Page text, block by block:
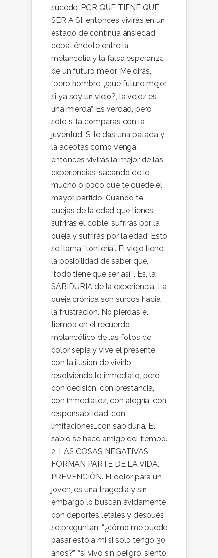
sucede, POR QUE TIENE QUE
SER A SI, entonces vivirás en un
estado de continua ansiedad
debatiéndote entre la
melancolía y la falsa esperanza
de un futuro mejor. Me dirás,
“pero hombre, ¿qué futuro mejor
si ya soy un viejo?, la vejez es
una mierda”. Es verdad, pero
solo si la comparas con la
juventud. Si le das una patada y
la aceptas como venga,
entonces vivirás la mejor de las
experiencias; sacando de lo
mucho o poco que te quede el
mayor partido. Cuando te
quejas de la edad que tienes
sufrirás el doble; sufrirás por la
queja y sufrirás por la edad. Esto
se llama “tontería”. El viejo tiene
la posibilidad de saber que,
“todo tiene que ser así “. Es, la
SABIDURIA de la experiencia. La
queja crónica son surcos hacia
la frustración. No pierdas el
tiempo en el recuerdo
melancólico de las fotos de
color sepia y vive el presente
con la ilusión de vivirlo
resolviendo lo inmediato, pero
con decisión, con prestancia,
con inmediatez, con alegría, con
responsabilidad, con
limitaciones…con sabiduría. El
sabio se hace amigo del tiempo.
2. LAS COSAS NEGATIVAS
FORMAN PARTE DE LA VIDA.
PREVENCIÓN. El dolor para un
joven, es una tragedia y sin
embargo lo buscan ávidamente
con deportes letales y después
se preguntan; “¿cómo me puede
pasar esto a mi si solo tengo 30
años?”, “si vivo sin peligro, siento